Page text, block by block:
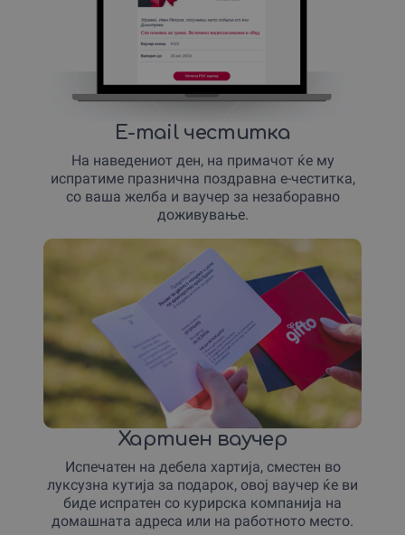
E-mail честитка
На наведениот ден, на примачот ќе му
испратиме празнична поздравна е-честитка,
со ваша желба и ваучер за незаборавно
доживување.
Хартиен ваучер
Испечатен на дебела хартија, сместен во
луксузна кутија за подарок, овој ваучер ќе ви
биде испратен со курирска компанија на
домашната адреса или на работното место.